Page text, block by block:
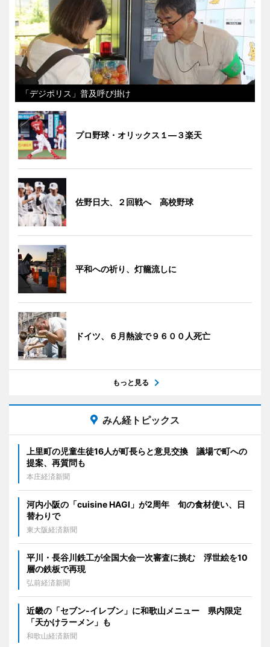
「デジポリス」普及呼び掛け
プロ野球・オリックス１―３楽天
佐野日大、２回戦へ 高校野球
平和への祈り、灯籠流しに
ドイツ、６月熱波で９６００人死亡
もっと見る
みん経トピックス
上里町の児童生徒16人が町長らと意見交換 議場で町への
提案、再質問も
本庄経済新聞
河内小阪の「cuisine HAGI」が2周年 旬の食材使い、日
替わりで
東大阪経済新聞
平川・長谷川鉄工が全国大会一次審査に挑む 浮世絵を10
層の鉄板で再現
弘前経済新聞
近畿の「セブン-イレブン」に和歌山メニュー 県内限定
「天かけラーメン」も
和歌山経済新聞